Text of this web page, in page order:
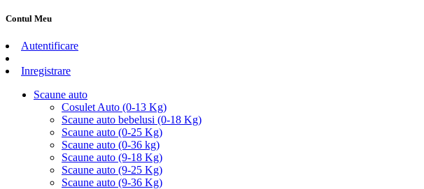
Contul Meu
Autentificare
Inregistrare
Scaune auto
Cosulet Auto (0-13 Kg)
Scaune auto bebelusi (0-18 Kg)
Scaune auto (0-25 Kg)
Scaune auto (0-36 kg)
Scaune auto (9-18 Kg)
Scaune auto (9-25 Kg)
Scaune auto (9-36 Kg)